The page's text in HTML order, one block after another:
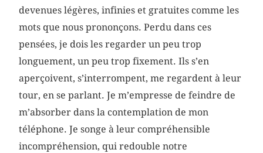
devenues légères, infinies et gratuites comme les
mots que nous prononçons. Perdu dans ces
pensées, je dois les regarder un peu trop
longuement, un peu trop fixement. Ils s’en
aperçoivent, s’interrompent, me regardent à leur
tour, en se parlant. Je m’empresse de feindre de
m’absorber dans la contemplation de mon
téléphone. Je songe à leur compréhensible
incompréhension, qui redouble notre